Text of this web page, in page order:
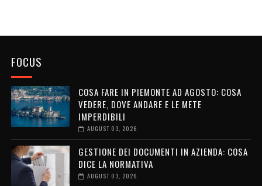
FOCUS
COSA FARE IN PIEMONTE AD AGOSTO: COSA
VEDERE, DOVE ANDARE E LE METE
IMPERDIBILI
AUGUST 03, 2026
GESTIONE DEI DOCUMENTI IN AZIENDA: COSA
DICE LA NORMATIVA
AUGUST 03, 2026